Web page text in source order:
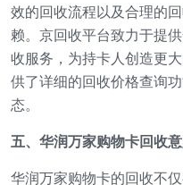
效的回收流程以及合理的
赖。京回收平台致力于提
收服务，为持卡人创造更
供了详细的回收价格查询
态。
五、华润万家购物卡回收
华润万家购物卡的回收不